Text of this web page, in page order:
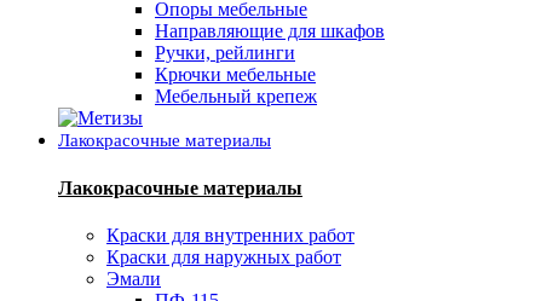
Опоры мебельные
Направляющие для шкафов
Ручки, рейлинги
Крючки мебельные
Мебельный крепеж
Лакокрасочные материалы
Лакокрасочные материалы
Краски для внутренних работ
Краски для наружных работ
Эмали